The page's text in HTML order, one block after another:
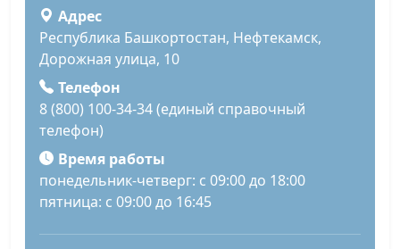
Адрес
Республика Башкортостан, Нефтекамск,
Дорожная улица, 10
Телефон
8 (800) 100-34-34 (единый справочный
телефон)
Время работы
понедельник-четверг: с 09:00 до 18:00
пятница: с 09:00 до 16:45